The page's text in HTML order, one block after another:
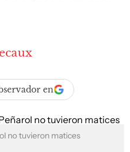
en
no tuvieron matices